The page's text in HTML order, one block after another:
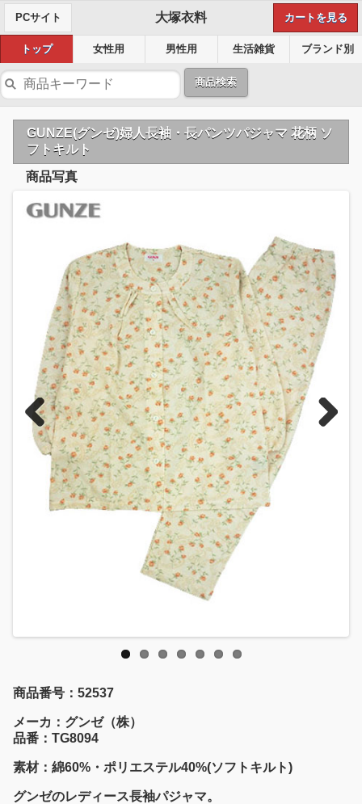
PCサイト 大塚衣料 カートを見る
トップ 女性用 男性用 生活雑貨 ブランド別
商品検索
GUNZE(グンゼ)婦人長袖・長パンツパジャマ 花柄 ソ
フトキルト
商品写真
Previous
商品番号：52537
メーカ：グンゼ（株）
品番：TG8094
素材：綿60%・ポリエステル40%(ソフトキルト)
グンゼのレディース長袖パジャマ。